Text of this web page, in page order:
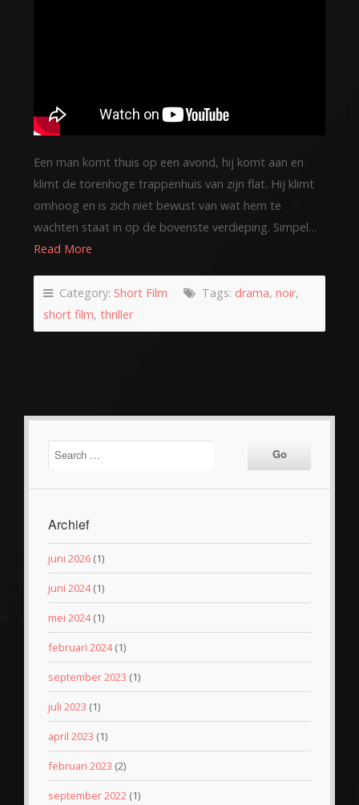
Een man komt thuis op een avond, hij komt aan en
klimt de torenhoge trappenhuis van zijn flat. Hij klimt
omhoog en is zich niet bewust van wat hem te
wachten staat in op de bovenste verdieping. Simpel…
Read More
Category: Short Film Tags: drama, noir,
short film, thriller
Archief
juni 2026 (1)
juni 2024(1)
mei 2024(1)
februari 2024(1)
september 2023 (1)
juli 2023 (1)
april 2023 (1)
februari 2023 (2)
september 2022 (1)